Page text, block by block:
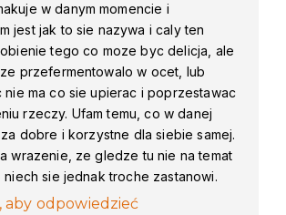
w danym momencie i
jest jak to sie nazywa i caly ten
tego co moze byc delicja, ale
przefermentowalo w ocet, lub
nie ma co sie upierac i poprzestawac
rzeczy. Ufam temu, co w danej
dobre i korzystne dla siebie samej.
wrazenie, ze gledze tu nie na temat
niech sie jednak troche zastanowi.
aby odpowiedzieć